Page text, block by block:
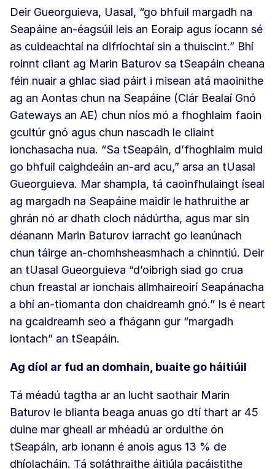
Deir Gueorguieva, Uasal, “go bhfuil margadh na
Seapáine an-éagsúil leis an Eoraip agus íocann sé
as cuideachtaí na difríochtaí sin a thuiscint.” Bhí
roinnt cliant ag Marin Baturov sa tSeapáin cheana
féin nuair a ghlac siad páirt i misean atá maoinithe
ag an Aontas chun na Seapáine (Clár Bealaí Gnó
Gateways an AE) chun níos mó a fhoghlaim faoin
gcultúr gnó agus chun nascadh le cliaint
ionchasacha nua. “Sa tSeapáin, d’fhoghlaim muid
go bhfuil caighdeáin an-ard acu,” arsa an tUasal
Gueorguieva. Mar shampla, tá caoinfhulaingt íseal
ag margadh na Seapáine maidir le hathruithe ar
ghrán nó ar dhath cloch nádúrtha, agus mar sin
déanann Marin Baturov iarracht go leanúnach
chun táirge an-chomhsheasmhach a chinntiú. Deir
an tUasal Gueorguieva “d’oibrigh siad go crua
chun freastal ar ionchais allmhaireoirí Seapánacha
a bhí an-tiomanta don chaidreamh gnó.” Is é neart
na gcaidreamh seo a fhágann gur “margadh
iontach” an tSeapáin.
Ag díol ar fud an domhain, buaite go háitiúil
Tá méadú tagtha ar an lucht saothair Marin
Baturov le blianta beaga anuas go dtí thart ar 45
duine mar gheall ar mhéadú ar orduithe ón
tSeapáin, arb ionann é anois agus 13 % de
dhíolacháin. Tá soláthraithe áitiúla pacáistithe